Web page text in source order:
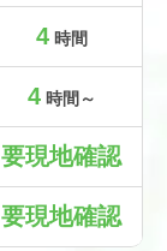
4時間
4時間～
要現地確認
要現地確認